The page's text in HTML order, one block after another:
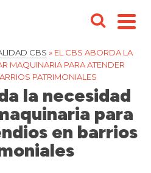
CBS » EL CBS ABORDA LA
MAQUINARIA PARA ATENDER
PATRIMONIALES
la necesidad
para
en barrios